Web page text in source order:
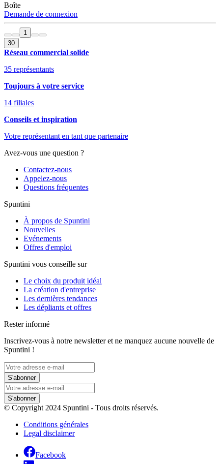
Boîte
Demande de connexion
1
30
Réseau commercial solide
35 représentants
Toujours à votre service
14 filiales
Conseils et inspiration
Votre représentant en tant que partenaire
Avez-vous une question ?
Contactez-nous
Appelez-nous
Questions fréquentes
Spuntini
À propos de Spuntini
Nouvelles
Evénements
Offres d'emploi
Spuntini vous conseille sur
Le choix du produit idéal
La création d'entreprise
Les dernières tendances
Les dépliants et offres
Rester informé
Inscrivez-vous à notre newsletter et ne manquez aucune nouvelle de
Spuntini !
S'abonner
S'abonner
© Copyright 2024 Spuntini - Tous droits réservés.
Conditions générales
Legal disclaimer
Facebook